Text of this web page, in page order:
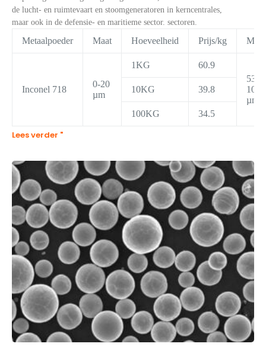
de lucht- en ruimtevaart en stoomgeneratoren in kerncentrales,
maar ook in de defensie- en maritieme sector. sectoren.
Metaalpoeder Maat Hoeveelheid Prijs/kg Maat
Inconel 718
0-20
µm
1KG
60.9
53-
105
µm
10KG 39.8
100KG 34.5
Lees verder "